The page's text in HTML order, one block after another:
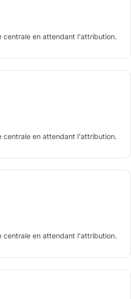
centrale en attendant l'attribution.
centrale en attendant l'attribution.
centrale en attendant l'attribution.